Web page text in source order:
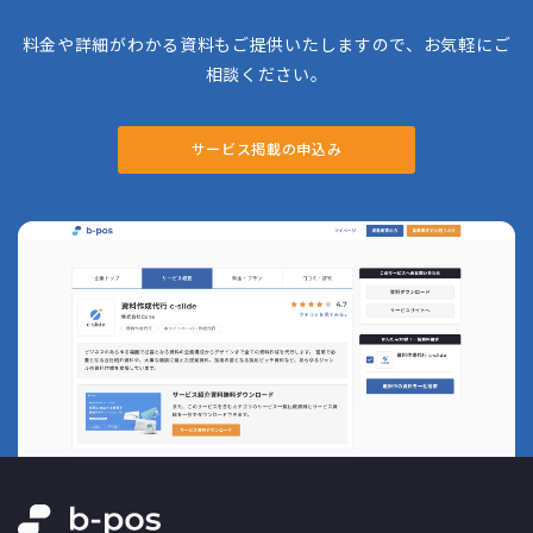
料金や詳細がわかる資料もご提供いたしますので、お気軽にご
相談ください。
サービス掲載の申込み